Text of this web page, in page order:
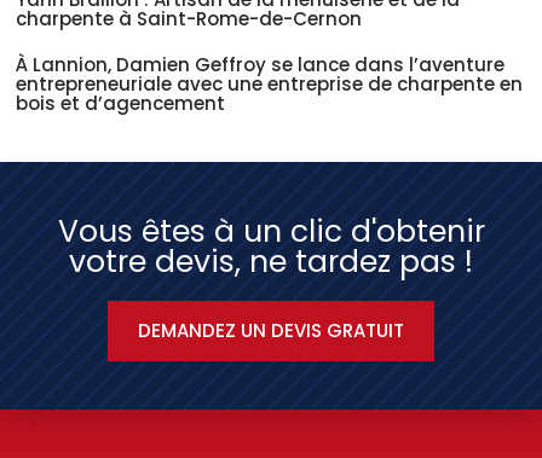
charpente à Saint-Rome-de-Cernon
À Lannion, Damien Geffroy se lance dans l’aventure
entrepreneuriale avec une entreprise de charpente en
bois et d’agencement
Vous êtes à un clic d'obtenir
votre devis, ne tardez pas !
DEMANDEZ UN DEVIS GRATUIT